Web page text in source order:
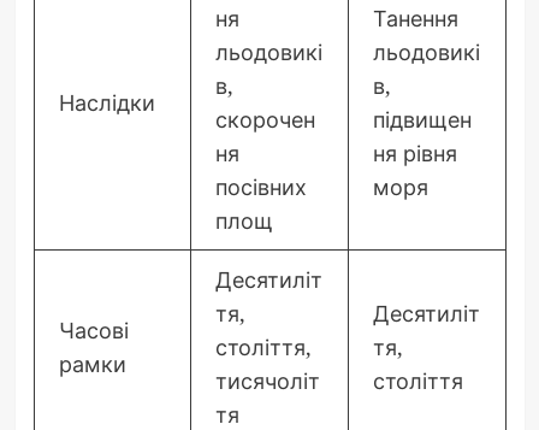
Наслідки
ня
льодовикі
в,
скорочен
ня
посівних
площ
Танення
льодовикі
в,
підвищен
ня рівня
моря
Часові
рамки
Десятиліт
тя,
століття,
тисячоліт
тя
Десятиліт
тя,
століття